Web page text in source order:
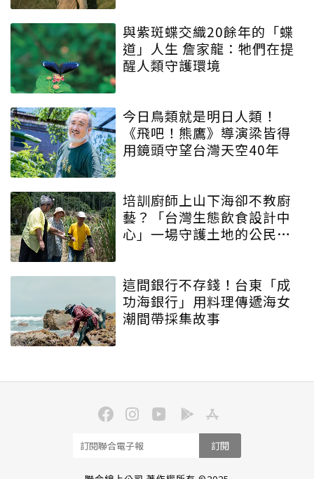
與紫斑蝶交織20餘年的「蝶
道」人生 詹家龍：牠們在提
醒人類守護環境
今日鳥類就是明日人類！
《飛吧！熊鷹》導演梁皆得
用鏡頭守望台灣天空40年
培訓廚師上山下海卻不教廚
藝？「台灣生態飲食設計中
心」一場守護土地的公民運
這間銀行不存錢！台東「成
功海銀行」用料理傳遞海女
潮間帶採集故事
訂閱